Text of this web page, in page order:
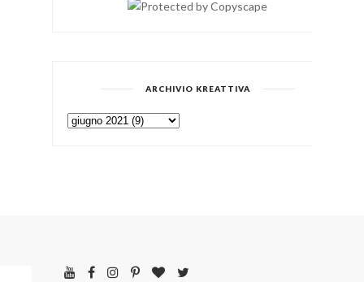
ARCHIVIO KREATTIVA